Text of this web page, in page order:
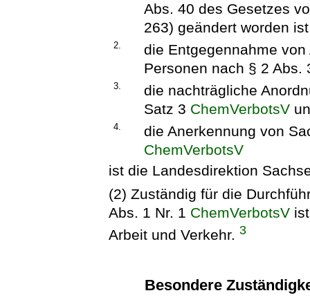
Abs. 40 des Gesetzes
263) geändert worden
2.
die Entgegennahme
Personen nach § 2 Abs.
3.
die nachträgliche
Satz 3 ChemVerbotsV
4.
die Anerkennung von
ChemVerbotsV
ist die Landesdirektion
(2) Zuständig für die
Abs. 1 Nr. 1 ChemVerbotsV
Arbeit und Verkehr.3
Besondere